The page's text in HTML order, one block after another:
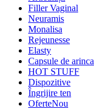
Filler Vaginal
Neuramis
Monalisa
Rejeunesse
Elasty
Capsule de arinca
HOT STUFF
Dispozitive
Îngrijire ten
OferteNou